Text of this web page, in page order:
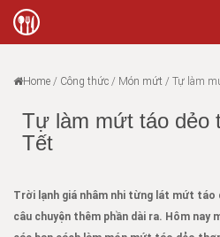
Home / Công thức / Món mứt / Tự làm
Tự làm mứt táo dẻo
Tết
Trời lạnh giá nhâm nhi từng lát mứt táo
câu chuyện thêm phần dài ra. Hôm nay